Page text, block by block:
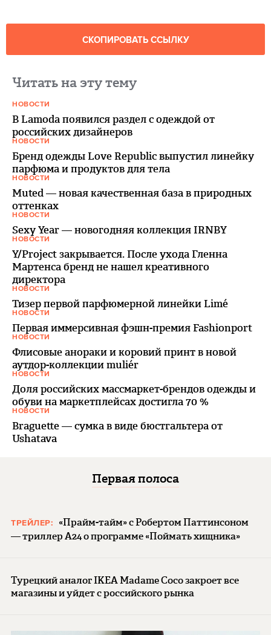
СКОПИРОВАТЬ ССЫЛКУ
Читать на эту тему
НОВОСТИ
В Lamoda появился раздел с одеждой от
российских дизайнеров
НОВОСТИ
Бренд одежды Love Republic выпустил линейку
парфюма и продуктов для тела
НОВОСТИ
Muted — новая качественная база в природных
оттенках
НОВОСТИ
Sexy Year — новогодняя коллекция IRNBY
НОВОСТИ
Y/Project закрывается. После ухода Гленна
Мартенса бренд не нашел креативного
директора
НОВОСТИ
Тизер первой парфюмерной линейки Limé
НОВОСТИ
Первая иммерсивная фэшн-премия Fashionport
НОВОСТИ
Флисовые анораки и коровий принт в новой
аутдор-коллекции muliér
НОВОСТИ
Доля российских массмаркет-брендов одежды и
обуви на маркетплейсах достигла 70 %
НОВОСТИ
Braguette — сумка в виде бюстгальтера от
Ushatava
Первая полоса
ТРЕЙЛЕР:
«Прайм-тайм» с Робертом Паттинсоном
— триллер A24 о программе «Поймать хищника»
Турецкий аналог IKEA Madame Coco закроет все
магазины и уйдет с российского рынка